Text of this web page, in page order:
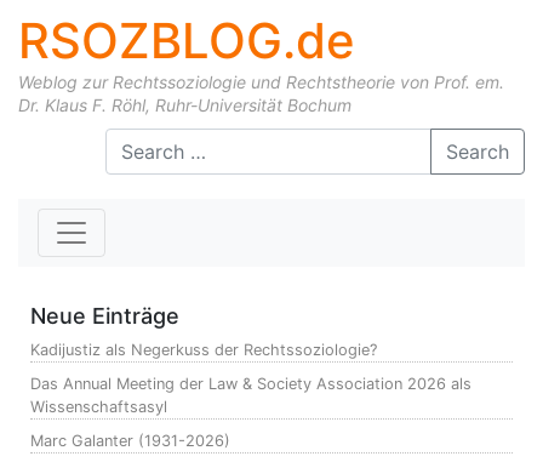
RSOZBLOG.de
Weblog zur Rechtssoziologie und Rechtstheorie von Prof. em.
Dr. Klaus F. Röhl, Ruhr-Universität Bochum
Skip to content Search
Neue Einträge
Kadijustiz als Negerkuss der Rechtssoziologie?
Das Annual Meeting der Law & Society Association 2026 als
Wissenschaftsasyl
Marc Galanter (1931-2026)